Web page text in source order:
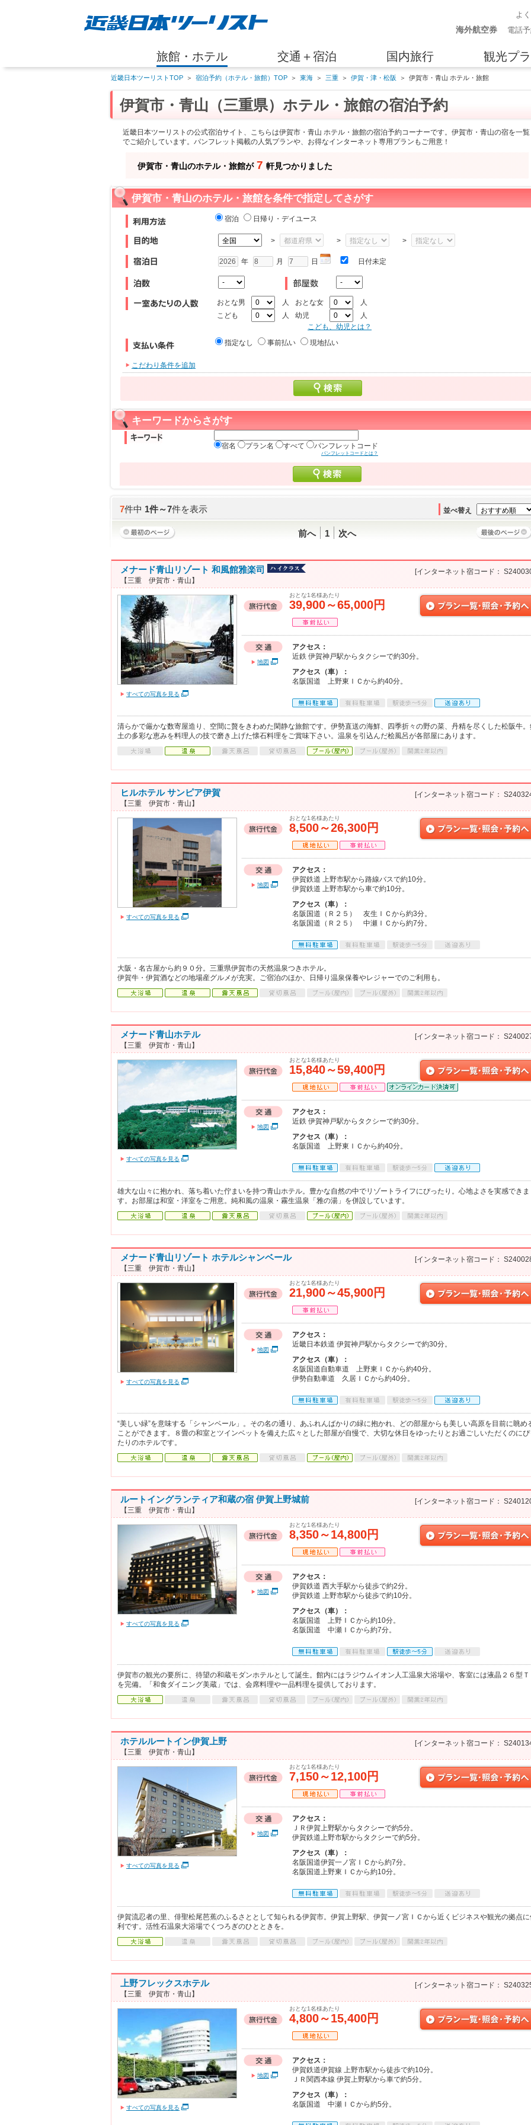
よ
海外航空券 電話
旅館・ホテル 交通＋宿泊 国内旅行 観光プ
近畿日本ツーリストTOP ＞ 宿泊予約（ホテル・旅館）TOP ＞ 東海 ＞ 三重 ＞ 伊賀・津・松阪 ＞ 伊賀市・青山 ホテル・旅館
伊賀市・青山（三重県）ホテル・旅館の宿泊予約
近畿日本ツーリストの公式宿泊サイト、こちらは伊賀市・青山 ホテル・旅館の宿泊予約コーナーです。伊賀市・青山の宿を一覧
でご紹介しています。パンフレット掲載の人気プランや、お得なインターネット専用プランもご用意！
伊賀市・青山のホテル・旅館が 7 軒見つかりました
伊賀市・青山のホテル・旅館を条件で指定してさがす
宿泊 日帰り・デイユース
> > >
年 月 日 日付未定
おとな男 人 おとな女
人
こども
人 幼児
人
こども、幼児とは？
指定なし
事前払い 現地払い
こだわり条件を追加
キーワードからさがす
宿名 プラン名 すべて パンフレットコード
パンフレットコードとは？
7件中1件～7件を表示 並べ替え
前へ 1 次へ
メナード青山リゾート 和風館雅楽司
【三重 伊賀市・青山】
[インターネット宿コード：
すべての写真を見る
おとな1名様あたり
39,900～65,000円
地図
アクセス：
近鉄 伊賀神戸駅からタクシーで約30分。
アクセス（車）：
名阪国道 上野東ＩＣから約40分。
清らかで厳かな数寄屋造り、空間に贅をきわめた閑静な旅館です。伊勢直送の海鮮、四季折々の野の菜、丹精を尽くした松阪牛
土の多彩な恵みを料理人の技で磨き上げた懐石料理をご賞味下さい。温泉を引込んだ桧風呂が各部屋にあります。
ヒルホテル サンピア伊賀
【三重 伊賀市・青山】
[インターネット宿コード：
すべての写真を見る
おとな1名様あたり
8,500～26,300円
地図
アクセス：
伊賀鉄道 上野市駅から路線バスで約10分。
伊賀鉄道 上野市駅から車で約10分。
アクセス（車）：
名阪国道（Ｒ２５） 友生ＩＣから約3分。
名阪国道（Ｒ２５） 中瀬ＩＣから約7分。
大阪・名古屋から約９０分。三重県伊賀市の天然温泉つきホテル。
伊賀牛・伊賀酒などの地場産グルメが充実。ご宿泊のほか、日帰り温泉保養やレジャーでのご利用も。
メナード青山ホテル
【三重 伊賀市・青山】
[インターネット宿コード：
すべての写真を見る
おとな1名様あたり
15,840～59,400円
地図
アクセス：
近鉄 伊賀神戸駅からタクシーで約30分。
アクセス（車）：
名阪国道 上野東ＩＣから約40分。
雄大な山々に抱かれ、落ち着いた佇まいを持つ青山ホテル。豊かな自然の中でリゾートライフにぴったり。心地よさを実感できま
す。お部屋は和室・洋室をご用意。純和風の温泉・霧生温泉「雅の湯」を併設しています。
メナード青山リゾート ホテルシャンベール
【三重 伊賀市・青山】
[インターネット宿コード：
すべての写真を見る
おとな1名様あたり
21,900～45,900円
地図
アクセス：
近畿日本鉄道 伊賀神戸駅からタクシーで約30分。
アクセス（車）：
名阪国道自動車道 上野東ＩＣから約40分。
伊勢自動車道 久居ＩＣから約40分。
“美しい緑”を意味する「シャンベール」。その名の通り、あふれんばかりの緑に抱かれ、どの部屋からも美しい高原を目前に眺め
ことができます。８畳の和室とツインベットを備えた広々とした部屋が自慢で、大切な休日をゆったりとお過ごしいただくのに
たりのホテルです。
ルートイングランティア和蔵の宿 伊賀上野城前
【三重 伊賀市・青山】
[インターネット宿コード：
すべての写真を見る
おとな1名様あたり
8,350～14,800円
地図
アクセス：
伊賀鉄道 西大手駅から徒歩で約2分。
伊賀鉄道 上野市駅から徒歩で約10分。
アクセス（車）：
名阪国道 上野ＩＣから約10分。
名阪国道 中瀬ＩＣから約7分。
伊賀市の観光の要所に、待望の和蔵モダンホテルとして誕生。館内にはラジウムイオン人工温泉大浴場や、客室には液晶２６型
を完備。「和食ダイニング美蔵」では、会席料理や一品料理を提供しております。
ホテルルートイン伊賀上野
【三重 伊賀市・青山】
[インターネット宿コード：
すべての写真を見る
おとな1名様あたり
7,150～12,100円
地図
アクセス：
ＪＲ伊賀上野駅からタクシーで約5分。
伊賀鉄道上野市駅からタクシーで約5分。
アクセス（車）：
名阪国道伊賀一ノ宮ＩＣから約7分。
名阪国道上野東ＩＣから約10分。
伊賀流忍者の里、俳聖松尾芭蕉のふるさととして知られる伊賀市。伊賀上野駅、伊賀一ノ宮ＩＣから近くビジネスや観光の拠点
利です。活性石温泉大浴場でくつろぎのひとときを。
上野フレックスホテル
【三重 伊賀市・青山】
[インターネット宿コード：
すべての写真を見る
おとな1名様あたり
4,800～15,400円
地図
アクセス：
伊賀鉄道伊賀線 上野市駅から徒歩で約10分。
ＪＲ関西本線 伊賀上野駅から車で約5分。
アクセス（車）：
名阪国道 中瀬ＩＣから約5分。